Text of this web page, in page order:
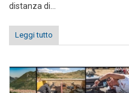
distanza di...
Leggi tutto